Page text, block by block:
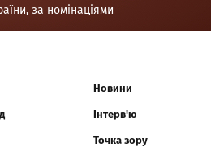
за номінаціями
Новини
Інтерв'ю
Точка зору